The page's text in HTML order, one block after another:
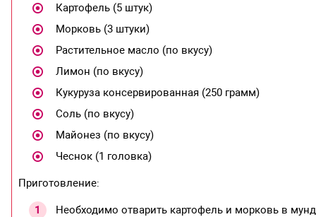
Картофель (5 штук)
Морковь (3 штуки)
Растительное масло (по вкусу)
Лимон (по вкусу)
Кукуруза консервированная (250 грамм)
Соль (по вкусу)
Майонез (по вкусу)
Чеснок (1 головка)
Приготовление:
Необходимо отварить картофель и морковь в